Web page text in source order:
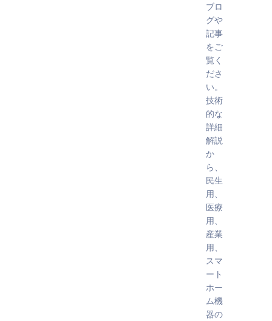
ブロ
グや
記事
をご
覧く
ださ
い。
技術
的な
詳細
解説
か
ら、
民生
用、
医療
用、
産業
用、
スマ
ート
ホー
ム機
器の